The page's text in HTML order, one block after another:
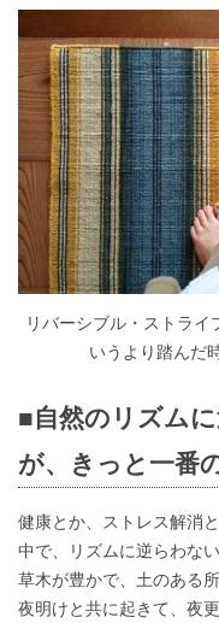
リバーシブル・ストライ
いうより踏んだ
■自然のリズム
が、きっと一番
健康とか、ストレス解消
中で、リズムに逆らわな
草木が豊かで、土のある
夜明けと共に起きて、夜